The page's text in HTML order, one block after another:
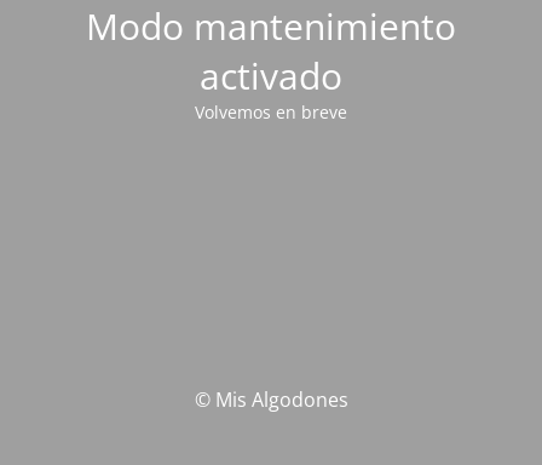
Modo mantenimiento
activado
Volvemos en breve
© Mis Algodones